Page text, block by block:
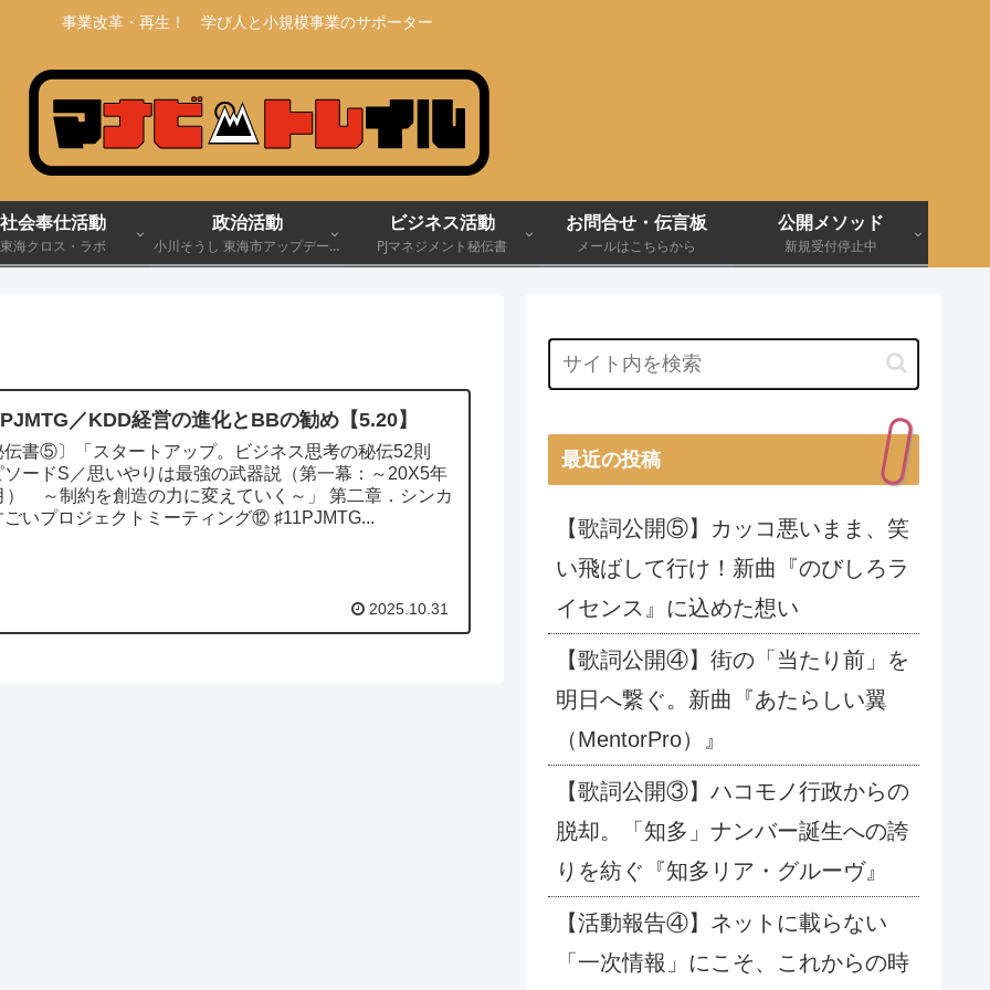
事業改革・再生！ 学び人と小規模事業のサポーター
社会奉仕活動
東海クロス・ラボ
政治活動
小川そうし 東海市アップデート
宣言 2030
ビジネス活動
PJマネジメント秘伝書
お問合せ・伝言板
メールはこちらから
公開メソッド
新規受付停止中
／KDD経営の進化とBBの勧め【5.20】
伝書⑤〕「スタートアップ。ビジネス思考の秘伝52則
ソードS／思いやりは最強の武器説（第一幕：～20X5年
～制約を創造の力に変えていく～」 第二章．シンカ
／すごいプロジェクトミーティング⑫ ♯11PJMTG...
2025.10.31
最近の投稿
【歌詞公開⑤】カッコ悪いまま、笑
い飛ばして行け！新曲『のびしろラ
イセンス』に込めた想い
【歌詞公開④】街の「当たり前」を
明日へ繋ぐ。新曲『あたらしい翼
（MentorPro）』
【歌詞公開③】ハコモノ行政からの
脱却。「知多」ナンバー誕生への誇
りを紡ぐ『知多リア・グルーヴ』
【活動報告④】ネットに載らない
「一次情報」にこそ、これからの時